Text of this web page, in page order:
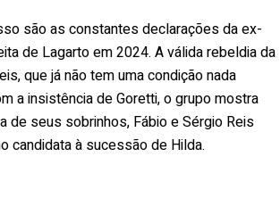
são as constantes declarações da ex-
de Lagarto em 2024. A válida rebeldia da
que já não tem uma condição nada
a insistência de Goretti, o grupo mostra
de seus sobrinhos, Fábio e Sérgio Reis
candidata à sucessão de Hilda.